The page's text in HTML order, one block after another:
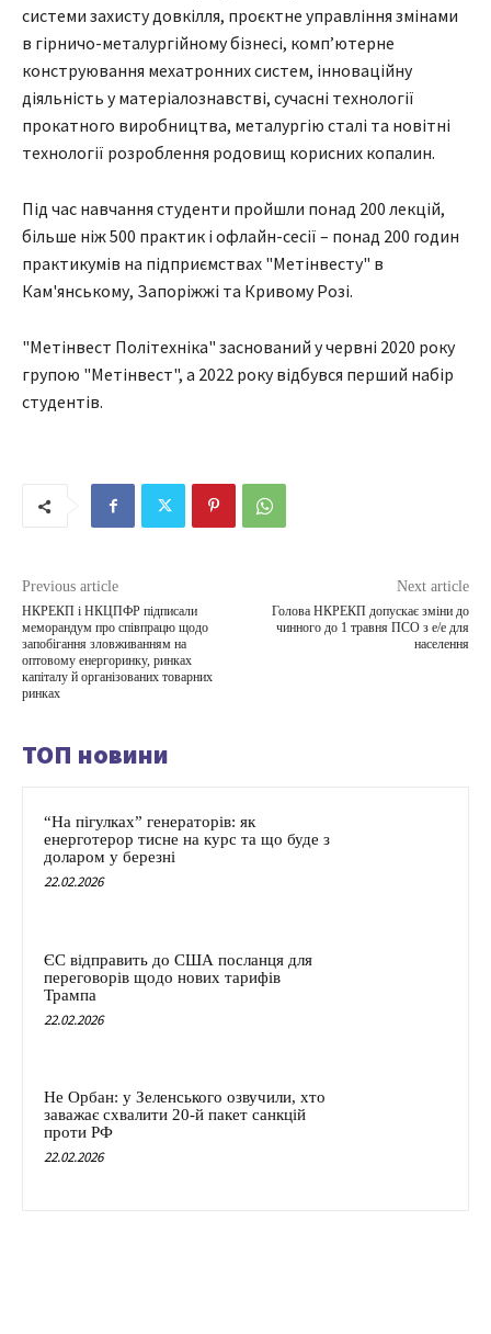
системи захисту довкілля, проєктне управління змінами
в гірничо-металургійному бізнесі, комп’ютерне
конструювання мехатронних систем, інноваційну
діяльність у матеріалознавстві, сучасні технології
прокатного виробництва, металургію сталі та новітні
технології розроблення родовищ корисних копалин.
Під час навчання студенти пройшли понад 200 лекцій,
більше ніж 500 практик і офлайн-сесії – понад 200 годин
практикумів на підприємствах "Метінвесту" в
Кам'янському, Запоріжжі та Кривому Розі.
"Метінвест Політехніка" заснований у червні 2020 року
групою "Метінвест", а 2022 року відбувся перший набір
студентів.
Previous article
НКРЕКП і НКЦПФР підписали
меморандум про співпрацю щодо
запобігання зловживанням на
оптовому енергоринку, ринках
капіталу й організованих товарних
ринках
Next article
Голова НКРЕКП допускає зміни до
чинного до 1 травня ПСО з е/е для
населення
ТОП новини
“На пігулках” генераторів: як
енерготерор тисне на курс та що буде з
доларом у березні
22.02.2026
ЄС відправить до США посланця для
переговорів щодо нових тарифів
Трампа
22.02.2026
Не Орбан: у Зеленського озвучили, хто
заважає схвалити 20-й пакет санкцій
проти РФ
22.02.2026